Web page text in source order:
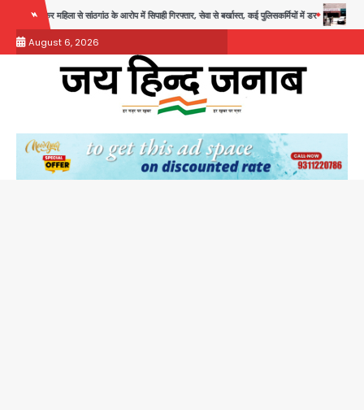
content
सेवा से बर्खास्त, कई पुलिसकर्मियों में डर Noida Child PGI Park: चाइल्ड पीजीआई पार्क में झूले के
August 6, 2026